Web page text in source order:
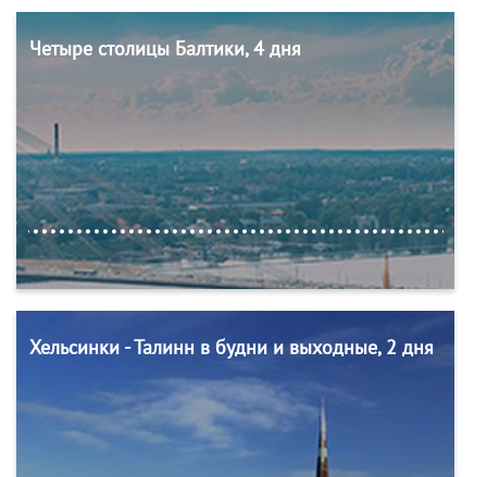
Четыре столицы Балтики, 4 дня
Хельсинки - Талинн в будни и выходные, 2 дня